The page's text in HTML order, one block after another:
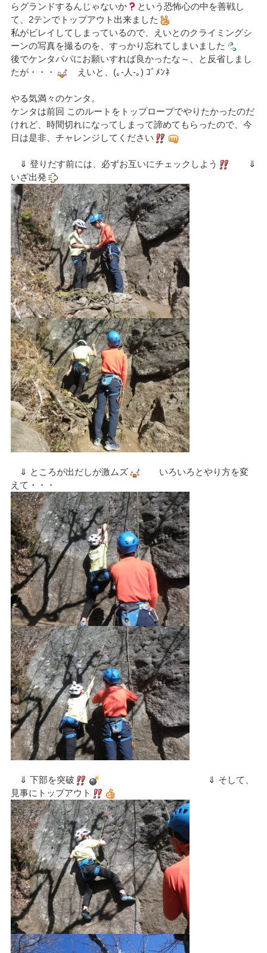
らグランドするんじゃないか
という恐怖心の中を善戦し
て、2テンでトップアウト出来ました
私がビレイしてしまっているので、えいとのクライミングシ
ーンの写真を撮るのを、すっかり忘れてしまいました
後でケンタパパにお願いすれば良かったな～、と反省しまし
たが・・・
えいと、(｡-人-｡) ｺﾞﾒﾝﾈ
やる気満々のケンタ。
ケンタは前回 このルートをトップロープでやりたかったのだ
けれど、時間切れになってしまって諦めてもらったので、今
日は是非、チャレンジしてください
⇓ 登りだす前には、必ずお互いにチェックしよう
⇓
いざ出発
⇓ ところが出だしが激ムズ
いろいろとやり方を変
えて・・・
⇓ 下部を突破
⇓ そして、
見事にトップアウト